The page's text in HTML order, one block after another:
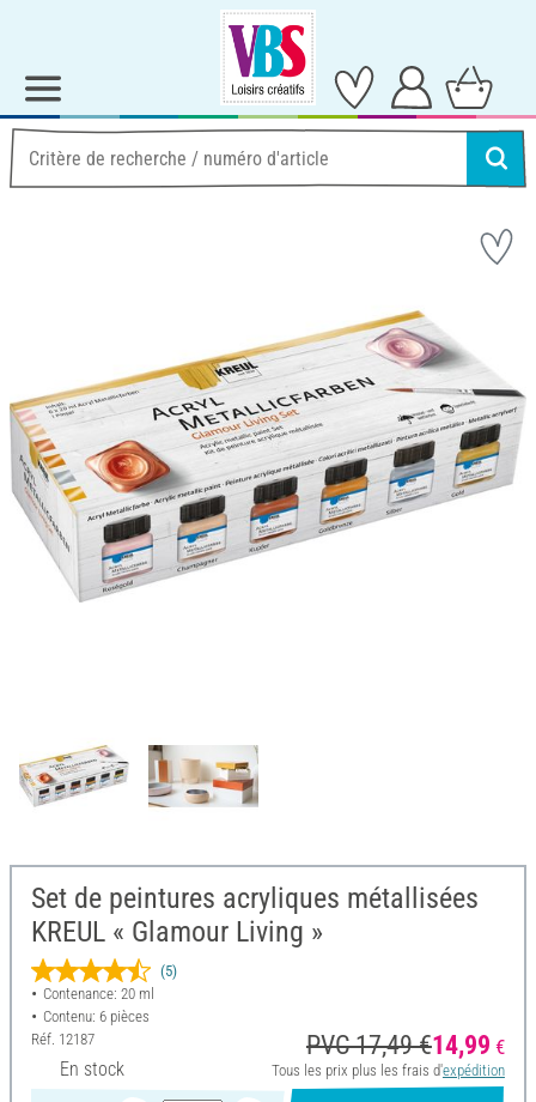
Set de peintures acryliques métallisées
KREUL « Glamour Living »
(5)
Contenance: 20 ml
Contenu: 6 pièces
Réf. 12187
En stock
PVC 17,49 €14,99 €
Tous les prix plus les frais d'expédition